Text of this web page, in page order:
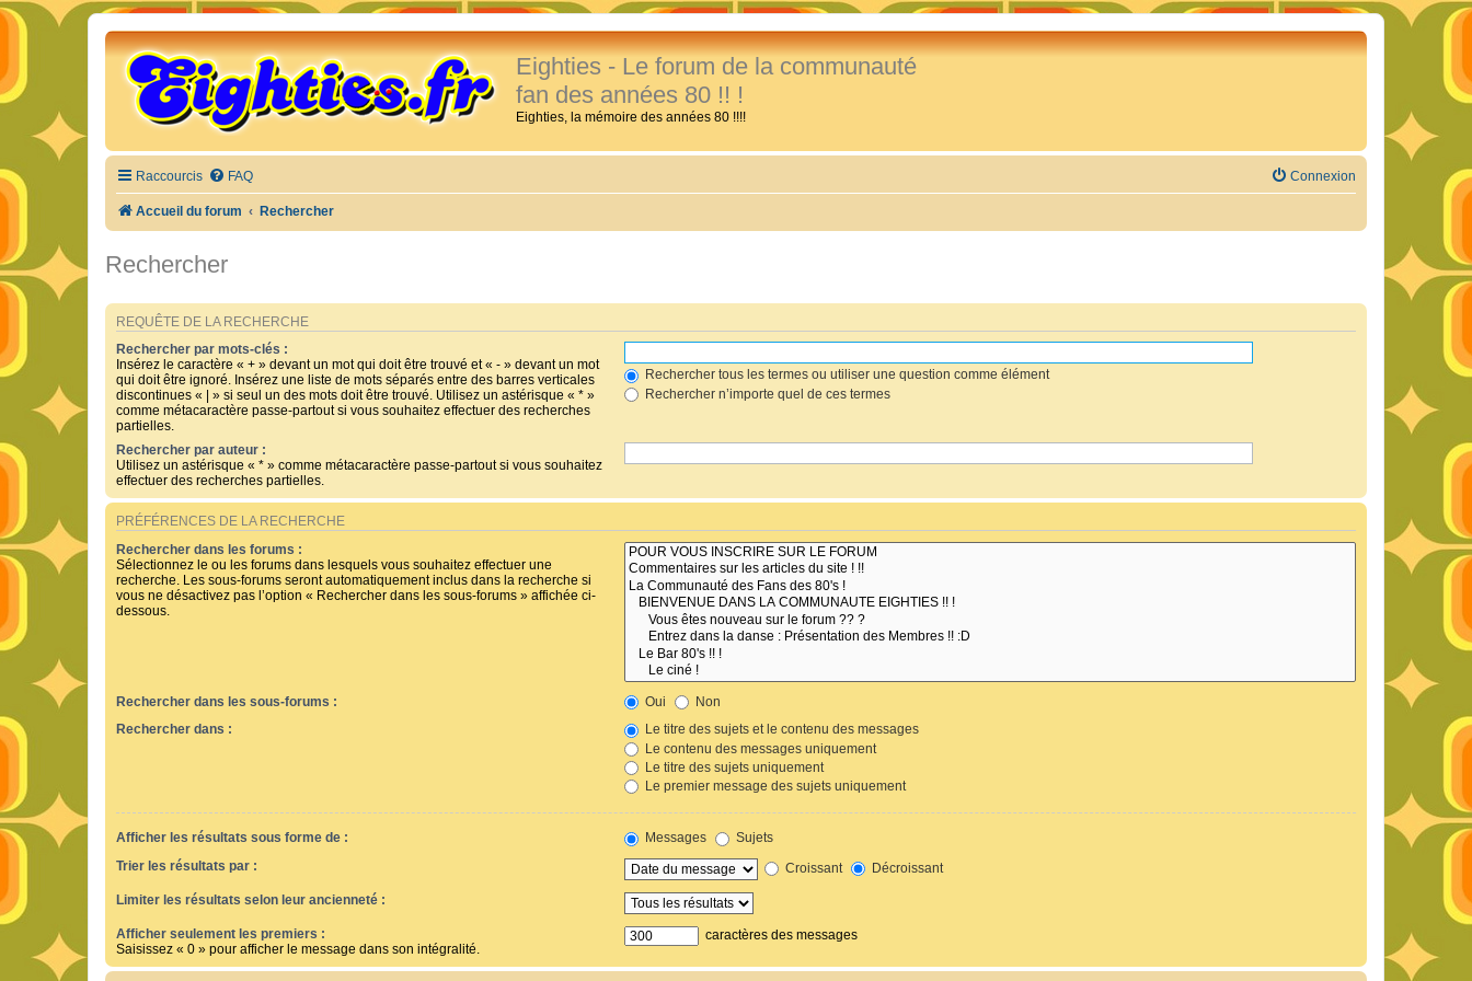
Eighties - Le forum de la communauté
fan des années 80 !! !
Eighties, la mémoire des années 80 !!!!
Raccourcis FAQ Connexion
Accueil du forum Rechercher
Rechercher
REQUÊTE DE LA RECHERCHE
Rechercher par mots-clés :
Insérez le caractère « + » devant un mot qui doit être trouvé et « - » devant un mot
qui doit être ignoré. Insérez une liste de mots séparés entre des barres verticales
discontinues « | » si seul un des mots doit être trouvé. Utilisez un astérisque « * »
comme métacaractère passe-partout si vous souhaitez effectuer des recherches
partielles.
Rechercher tous les termes ou utiliser une question comme élément
Rechercher n’importe quel de ces termes
Rechercher par auteur :
Utilisez un astérisque « * » comme métacaractère passe-partout si vous souhaitez
effectuer des recherches partielles.
PRÉFÉRENCES DE LA RECHERCHE
Rechercher dans les forums :
Sélectionnez le ou les forums dans lesquels vous souhaitez effectuer une
recherche. Les sous-forums seront automatiquement inclus dans la recherche si
vous ne désactivez pas l’option « Rechercher dans les sous-forums » affichée ci-
dessous.
Rechercher dans les sous-forums : Oui
Non
Rechercher dans :
Le titre des sujets et le contenu des messages
Le contenu des messages uniquement
Le titre des sujets uniquement
Le premier message des sujets uniquement
Afficher les résultats sous forme de : Messages
Sujets
Trier les résultats par :
Croissant Décroissant
Limiter les résultats selon leur ancienneté :
Afficher seulement les premiers :
Saisissez « 0 » pour afficher le message dans son intégralité.
caractères des messages